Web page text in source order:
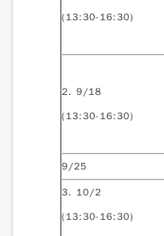
(13:30-16:30)
2. 9/18
(13:30-16:30)
9/25
3. 10/2
(13:30-16:30)